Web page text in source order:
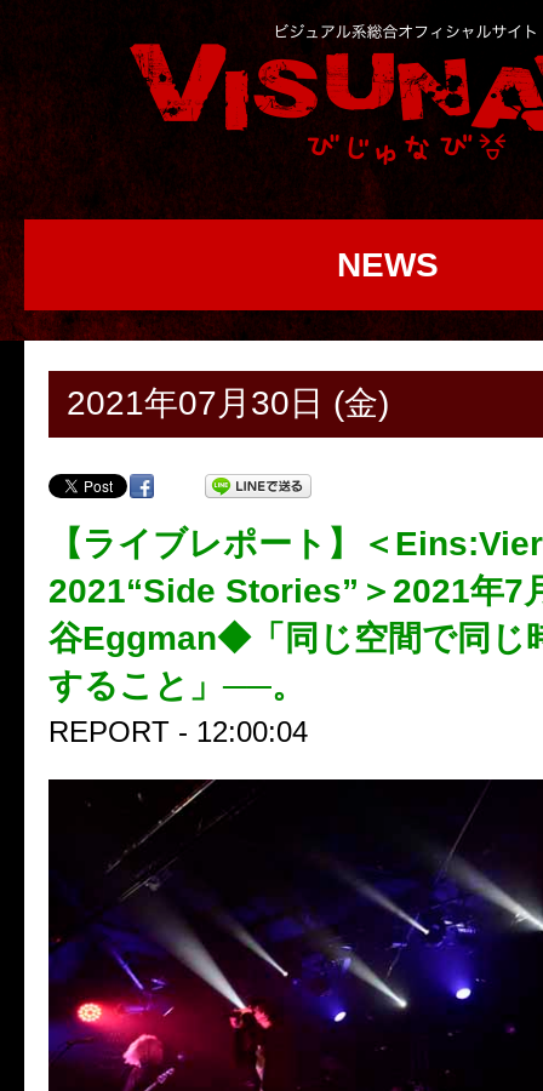
NEWS
2021年07月30日 (金)
【ライブレポート】＜
2021“Side Stories”＞2021年7
谷Eggman◆「同じ空間で同じ
すること」──。
REPORT - 12:00:04